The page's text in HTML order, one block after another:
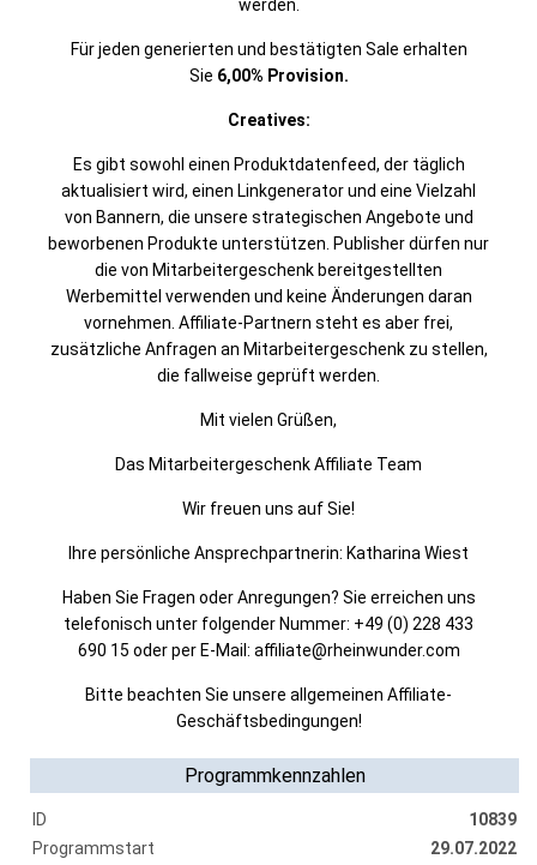
werden.
Für jeden generierten und bestätigten Sale erhalten
Sie 6,00% Provision.
Creatives:
Es gibt sowohl einen Produktdatenfeed, der täglich
aktualisiert wird, einen Linkgenerator und eine Vielzahl
von Bannern, die unsere strategischen Angebote und
beworbenen Produkte unterstützen. Publisher dürfen nur
die von Mitarbeitergeschenk bereitgestellten
Werbemittel verwenden und keine Änderungen daran
vornehmen. Affiliate-Partnern steht es aber frei,
zusätzliche Anfragen an Mitarbeitergeschenk zu stellen,
die fallweise geprüft werden.
Mit vielen Grüßen,
Das Mitarbeitergeschenk Affiliate Team
Wir freuen uns auf Sie!
Ihre persönliche Ansprechpartnerin: Katharina Wiest
Haben Sie Fragen oder Anregungen? Sie erreichen uns
telefonisch unter folgender Nummer: +49 (0) 228 433
690 15 oder per E-Mail: affiliate@rheinwunder.com
Bitte beachten Sie unsere allgemeinen Affiliate-
Geschäftsbedingungen!
Programmkennzahlen
ID
10839
Programmstart
29.07.2022